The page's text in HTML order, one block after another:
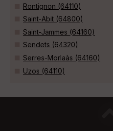
Rontignon (64110)
Saint-Abit (64800)
Saint-Jammes (64160)
Sendets (64320)
Serres-Morlaàs (64160)
Uzos (64110)